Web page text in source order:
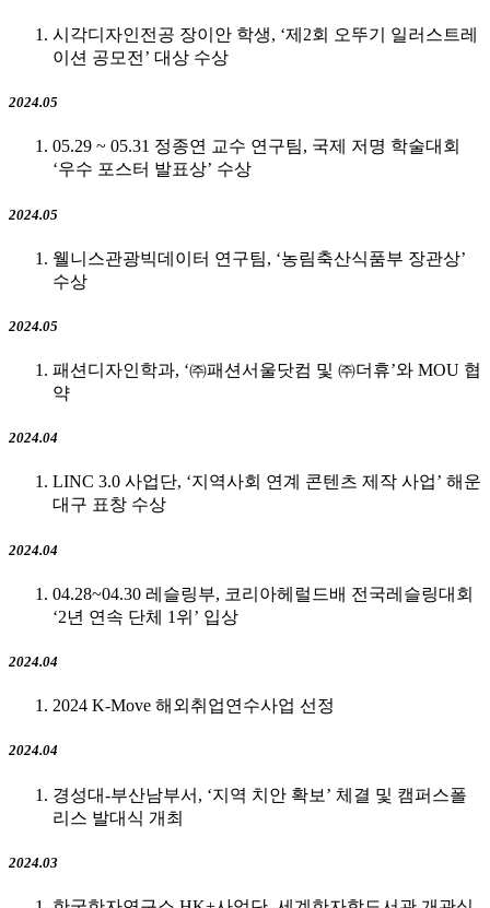
시각디자인전공 장이안 학생, ‘제2회 오뚜기 일러스트레
이션 공모전’ 대상 수상
2024.05
05.29 ~ 05.31 정종연 교수 연구팀, 국제 저명 학술대회
‘우수 포스터 발표상’ 수상
2024.05
웰니스관광빅데이터 연구팀, ‘농림축산식품부 장관상’
수상
2024.05
패션디자인학과, ‘㈜패션서울닷컴 및 ㈜더휴’와 MOU 협
약
2024.04
LINC 3.0 사업단, ‘지역사회 연계 콘텐츠 제작 사업’ 해운
대구 표창 수상
2024.04
04.28~04.30 레슬링부, 코리아헤럴드배 전국레슬링대회
‘2년 연속 단체 1위’ 입상
2024.04
2024 K-Move 해외취업연수사업 선정
2024.04
경성대-부산남부서, ‘지역 치안 확보’ 체결 및 캠퍼스폴
리스 발대식 개최
2024.03